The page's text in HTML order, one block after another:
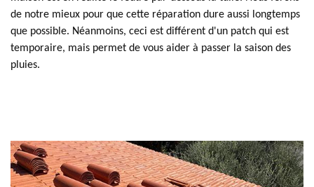
de notre mieux pour que cette réparation dure aussi longtemps
que possible. Néanmoins, ceci est différent d'un patch qui est
temporaire, mais permet de vous aider à passer la saison des
pluies.